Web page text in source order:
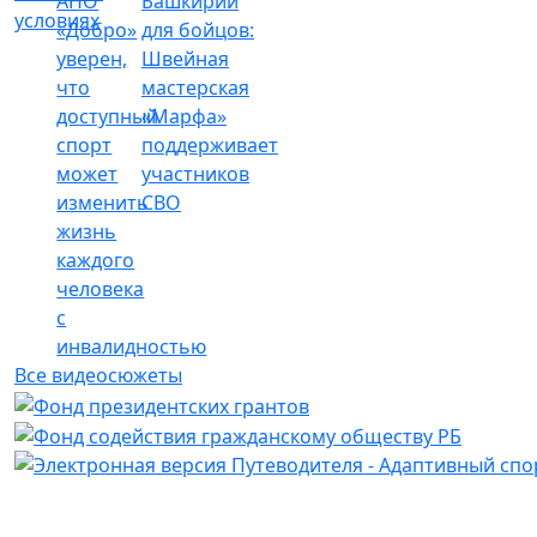
условиях
«Добро»
уверен,
что
доступный
спорт
может
изменить
жизнь
каждого
человека
с
инвалидностью
для бойцов:
Швейная
мастерская
«Марфа»
поддерживает
участников
СВО
Все видеосюжеты